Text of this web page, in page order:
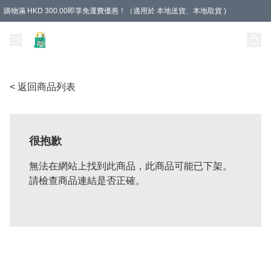
購物滿 HKD 300.00即享免運費優惠！（適用於 本地送貨、本地取貨 )
< 返回商品列表
很抱歉
無法在網站上找到此商品，此商品可能已下架。
請檢查商品連結是否正確。